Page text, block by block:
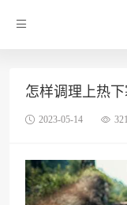
怎样调理上热
2023-05-14 321